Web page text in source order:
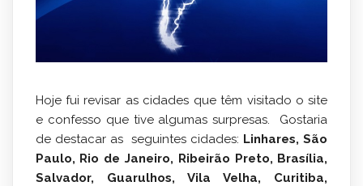
Hoje fui revisar as cidades que têm visitado o site
e confesso que tive algumas surpresas. Gostaria
de destacar as seguintes cidades: Linhares, São
Paulo, Rio de Janeiro, Ribeirão Preto, Brasília,
Salvador, Guarulhos, Vila Velha, Curitiba,